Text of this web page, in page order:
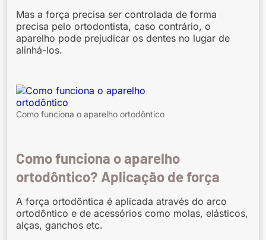
Mas a força precisa ser controlada de forma
precisa pelo ortodontista, caso contrário, o
aparelho pode prejudicar os dentes no lugar de
alinhá-los.
Como funciona o aparelho ortodôntico
Como funciona o aparelho
ortodôntico? Aplicação de força
A força ortodôntica é aplicada através do arco
ortodôntico e de acessórios como molas, elásticos,
alças, ganchos etc.